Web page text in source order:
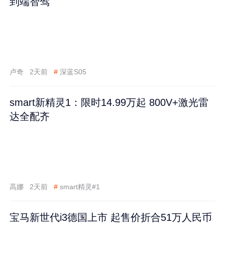
卢奇 2天前 # 深蓝S05
smart新精灵1：限时14.99万起 800V+激光雷
达全配齐
高娜 2天前 # smart精灵#1
宝马新世代i3德国上市 起售价折合51万人民币